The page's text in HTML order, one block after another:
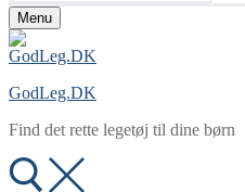
Menu
GodLeg.DK
Find det rette legetøj til dine børn